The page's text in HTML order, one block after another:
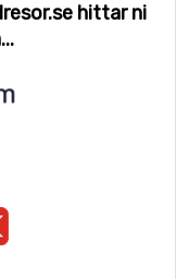
hittar ni